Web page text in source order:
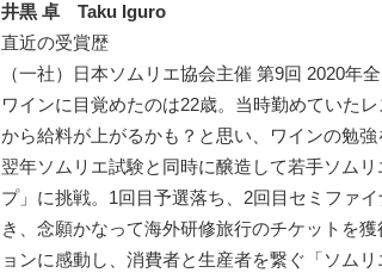
井黒 卓 Taku Iguro
直近の受賞歴
（一社）日本ソムリエ協会主催 第9回 2020年
ワインに目覚めたのは22歳。当時勤めていた
から給料が上がるかも？と思い、ワインの勉強
翌年ソムリエ試験と同時に醸造して若手ソム
プ」に挑戦。1回目予選落ち、2回目セミファ
き、念願かなって海外研修旅行のチケットを
ョンに感動し、消費者と生産者を繋ぐ「ソム